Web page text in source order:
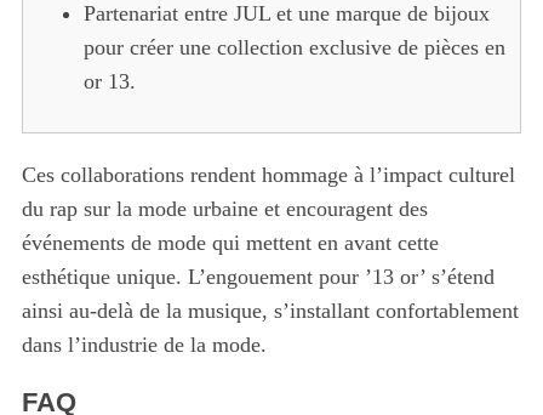
Partenariat entre JUL et une marque de bijoux
pour créer une collection exclusive de pièces en
or 13.
Ces collaborations rendent hommage à l’impact culturel
du rap sur la mode urbaine et encouragent des
événements de mode qui mettent en avant cette
esthétique unique. L’engouement pour ’13 or’ s’étend
ainsi au-delà de la musique, s’installant confortablement
dans l’industrie de la mode.
FAQ